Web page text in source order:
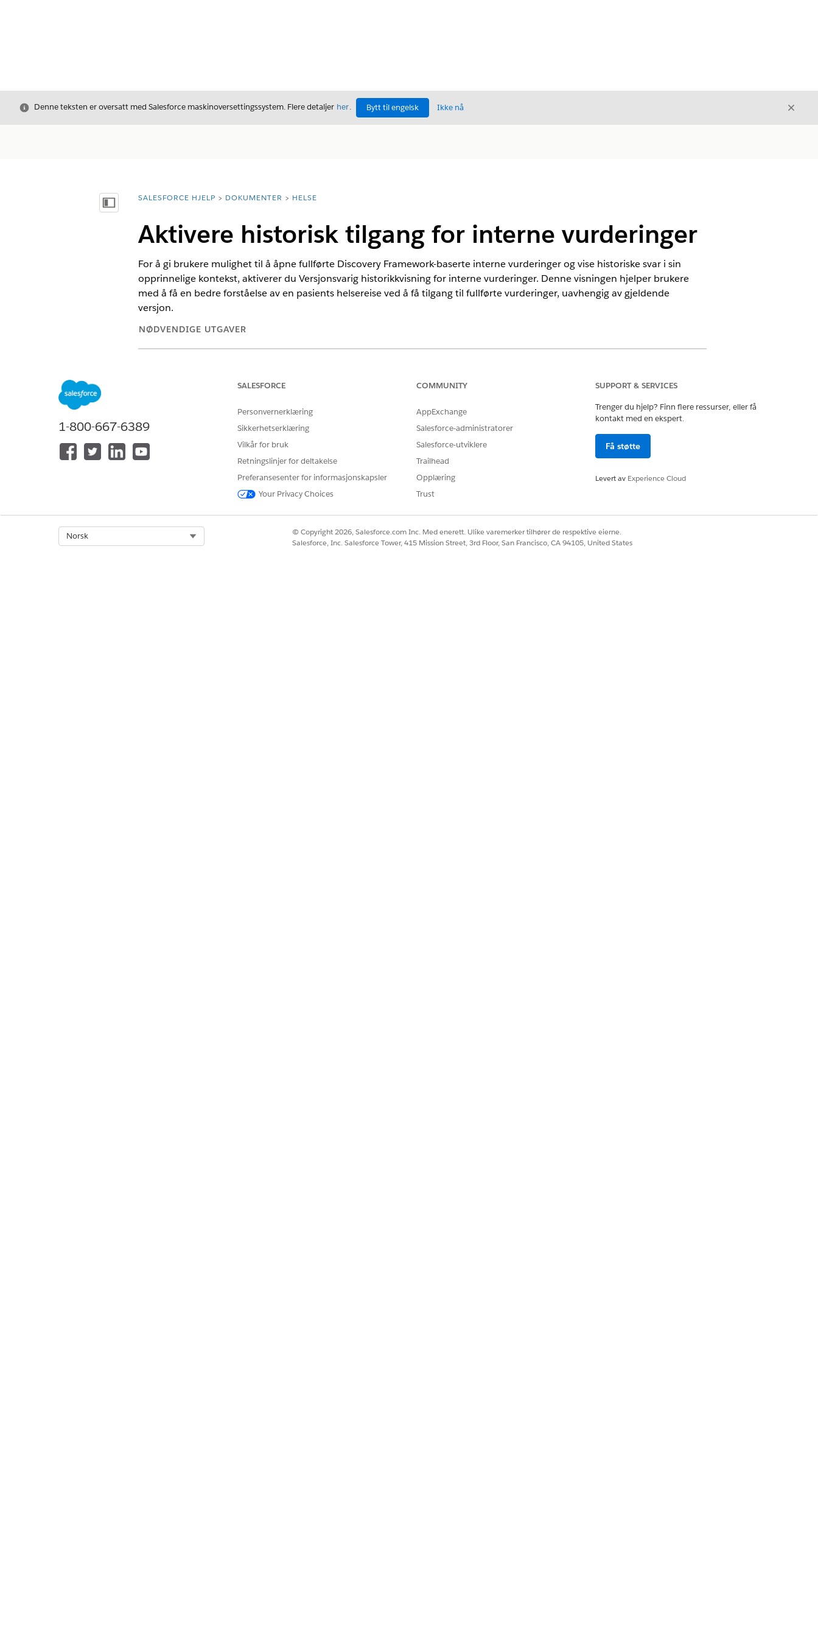
Avslutt
Denne teksten er oversatt med Salesforce maskinoversettingssystem. Flere detaljer her. Bytt til engelsk Ikke nå Avslutt
Vis innholdsfortegnelse
Du er her:
SALESFORCE HJELP DOKUMENTER HELSE
Aktivere historisk tilgang for interne vurderinger
For å gi brukere mulighet til å åpne fullførte Discovery Framework-baserte interne vurderinger og vise historiske svar i sin
opprinnelige kontekst, aktiverer du Versjonsvarig historikkvisning for interne vurderinger. Denne visningen hjelper brukere
med å få en bedre forståelse av en pasients helsereise ved å få tilgang til fullførte vurderinger, uavhengig av gjeldende
versjon.
NØDVENDIGE UTGAVER
EnterpriseogUnlimited
NØDVENDIGE BRUKERTILLATELSER
Tillatelsessettene Bransjevurderinger og OmniStudio-bruker
Innstillinger for Discovery Framework i Hurtigsøk-feltet i Oppsett, og velg deretter Generelle innstillinger.
Versjonsbeviss historikkvisning for interne vurderinger
La oss få vite det slik at vi kan forbedre!
1-800-667-6389
SALESFORCE
Personvernerklæring
Sikkerhetserklæring
Vilkår for bruk
Retningslinjer for deltakelse
Preferansesenter for informasjonskapsler
Your Privacy Choices
COMMUNITY
AppExchange
Salesforce-administratorer
Salesforce-utviklere
Trailhead
Opplæring
Trust
SUPPORT & SERVICES
Trenger du hjelp? Finn flere ressurser, eller få
kontakt med en ekspert.
Få støtte
Levert av Experience Cloud
Norsk
© Copyright 2026, Salesforce.com Inc. Med enerett. Ulike varemerker tilhører de respektive eierne.
Salesforce, Inc. Salesforce Tower, 415 Mission Street, 3rd Floor, San Francisco, CA 94105, United States